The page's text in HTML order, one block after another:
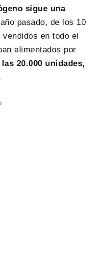
sigue una
pasado, de los 10
en todo el
alimentados por
20.000 unidades,